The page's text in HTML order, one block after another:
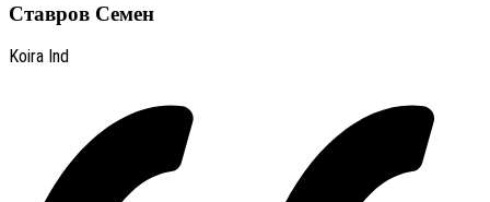
Ставров Семен
Koira Ind